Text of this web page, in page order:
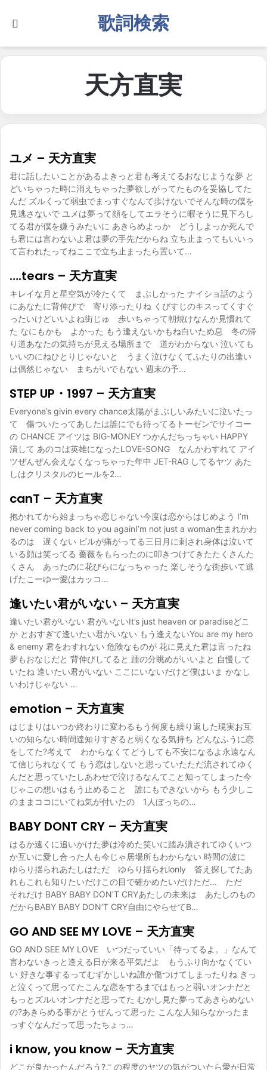
歌詞検索
天方直実
ユメ – 天方直実
君に話したいことがあるよきっと君も考えてるおなじような夢 と
どいちゃった時に消えちゃった夢欲しがってたものを妥協してた
んだ ズルくって弱虫でまっすぐなんて歩けないでそんな時の僕を
見逃さないで ユメは夢って顔をしてエラそうに暇そうに見下ろし
てる君が僕を嫌うみたいに あきらめよっか どうしよっか死んで
も君には言わないよ君は夢の手先だからね 立ち止まってもいいっ
て言われたってねここで立ち止まったら置いて…
….tears – 天方直実
キレイな月と星空気が冷たくて まぶしかった ナイショ話のよう
にあなたに背伸びで 寄り添ったりね くびすじのキスってくすぐ
ったいけどいいよね街じゅ 歩いちゃって朝焼けなんか見慣れて
た なにもかも よかった もう逢えないかもね白いため息 冬の帰
り道あなたの気持ちが見える場所まで 道がわからない 泣いても
いいのにねひとりじゃないと うまく泣けなくてふたりの出逢い
は偶然じゃない まちがいでもない 週末の予…
STEP UP・1997 – 天方直実
Everyone’s givin every chance太陽がまぶしいみたいに泣いたっ
て 傷ついたってあしたは誰にでも待ってるトーゼンでサイコー
の CHANCE アイツは BIG-MONEY つかんだちっちゃい HAPPY
潰して あのコは英雄になったLOVE-SONG なんかわすれて アイ
ツぜんぜん会えなくなっちゃった年中 JET-RAG してるヤツ あた
しはクリスタルのヒールを2…
canT – 天方直実
抱かれてから始まっちゃ恋じゃない今度は恋からはじめよう I’m
never coming back to you againI’m not just a woman生まれかわ
るのは 遅くない ビルが痛がってる三日月に刺され身体は泣いて
いる顔は笑ってる 薔薇をもらったのに叩きつけてきたたくさんた
くさん あったのに花びらになっちゃった 楽しそうな街歩いて逃
げたこーゆー愛はカッコ…
逢いたい君がいない – 天方直実
逢いたい君がいない 君がいないIt’s just heaven or paradiseどこ
か とおすぎて逢いたい君がいない もう逢えないYou are my hero
& enemy 君をわすれない 危険なものが 花に見えた君は言ったね
夢もおなじだと 背伸びしてると 踵の分眺めがいいよと 自慢して
いたね 逢いたい君がいない ここにいないだけど僕はいま かなし
いわけじゃない …
emotion – 天方直実
はじまりはいつか終わりに変わるもう何度も繰り返した現実お互
いの知らない時間達知りすぎると弱くなる気持ち どんなふうに恋
をしてた?考えて わからなくてどうしても不安になるよ永遠なん
て信じられなくて もう恋はしないと思っていたただ流されてゆく
んだと思っていたしあわせで泣けるなんてこと知ってしまった今
じゃこの想いはもう止めること 誰にもできないから もう少しこ
のままココにいてね気が付いたの 1人ぼっちの…
BABY DONT CRY – 天方直実
はるか遠くに追いかけた夢は冷めた笑いに踏み潰されてゆくいつ
か互いに愛し合った人も今じゃ居場所もわからない 時間の波に
ゆらり揺られあたしはただ ゆらり揺られlonly 答え探してたあ
れもこれも知りたいだけこの目で確かめたいだけただ… ただ
それだけ BABY BABY DON’T CRYあたしの未来は あたしのもの
だからBABY BABY DON’T CRY自由にやらせてB…
GO AND SEE MY LOVE – 天方直実
GO AND SEE MY LOVE いつだっていい「待ってるよ。」なんて
言わないきっと逢える日が来る平気だよ もうふり向かなくてい
い 好きな事するってむずかしいね誰か傷つけてしまったりね きっ
と泣くって思ってたこんな恋をするまではもっと弱いオンナだと
もっとズルいオンナだと思ってた むかし見た夢ってあきらめない
の?あきらめる事がとうぜんって思った こんな人知らなかったま
っすぐなんだって思ったちょっ…
i know, you know – 天方直実
どこが良かったんだろう?この程度のヤツの気がついたら愛が日常